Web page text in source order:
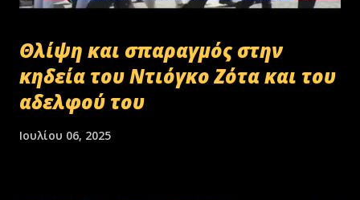
Θλίψη και σπαραγμός στην
κηδεία του Ντιόγκο Ζότα και του
αδελφού του
Ιουλίου 06, 2025